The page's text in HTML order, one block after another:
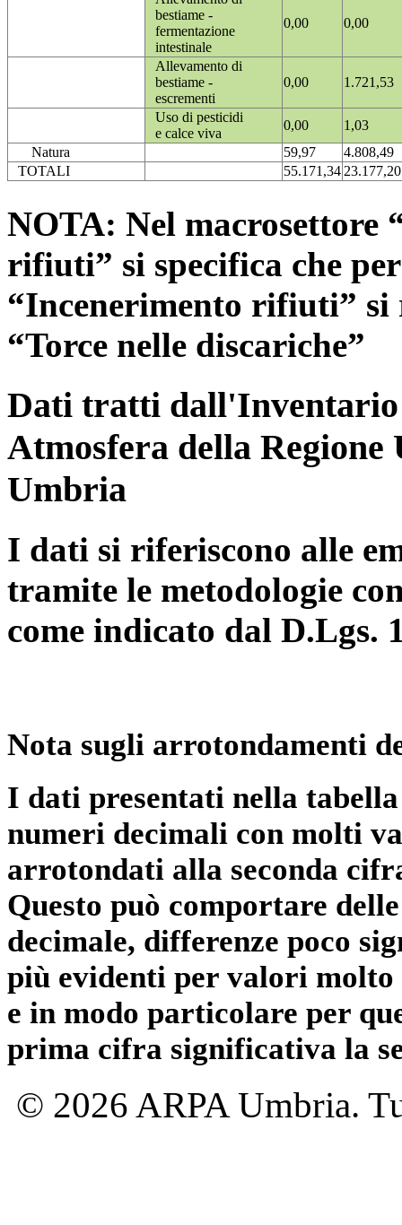
bestiame -
fermentazione
intestinale
0,00 0,00
Allevamento di
bestiame -
escrementi
0,00 1.721,53
Uso di pesticidi
e calce viva
0,00
1,03
Natura
59,97
4.808,49
TOTALI
55.171,3423.177,20
NOTA: Nel macrosettore
rifiuti” si specifica che
“Incenerimento rifiuti”
“Torce nelle discariche”
Dati tratti dall'Inventario
Atmosfera della
Umbria
I dati si riferiscono alle
tramite le metodologie
come indicato dal D.Lgs.
Nota sugli arrotondamenti
I dati presentati nella
numeri decimali con molti
arrotondati alla seconda
Questo può comportare
decimale, differenze poco
più evidenti per valori
e in modo particolare per
prima cifra significativa la
© 2026 ARPA Umbria.